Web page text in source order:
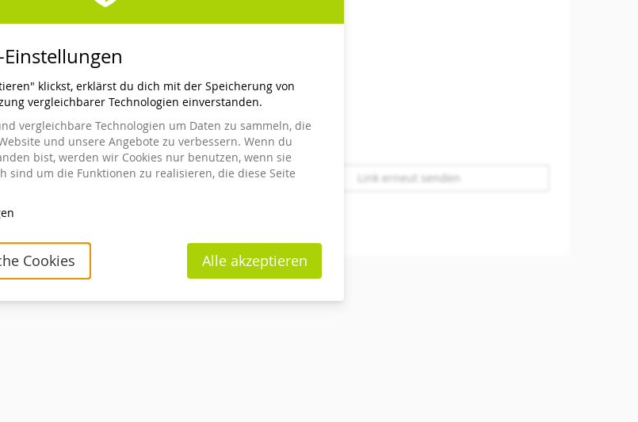
oder ändern willst, klicke auf den Link in
du den Link nicht finden kannst, klicke
Link erneut senden
klickst, erklärst du dich mit der Speicherung von
vergleichbarer Technologien einverstanden.
vergleichbare Technologien um Daten zu sammeln, die
und unsere Angebote zu verbessern. Wenn du
bist, werden wir Cookies nur benutzen, wenn sie
sind um die Funktionen zu realisieren, die diese Seite
Cookies Alle akzeptieren